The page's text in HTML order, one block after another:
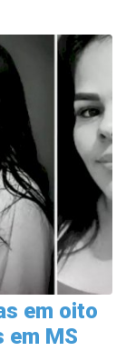
em oito
em MS